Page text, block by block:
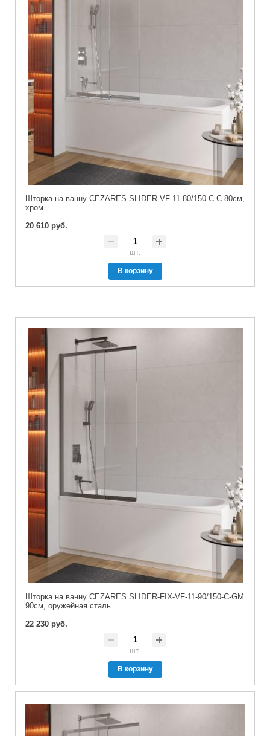
Шторка на ванну CEZARES SLIDER-VF-11-80/150-C-C 80см,
хром
20 610 руб.
шт.
В корзину
Шторка на ванну CEZARES SLIDER-FIX-VF-11-90/150-C-GM
90см, оружейная сталь
22 230 руб.
шт.
В корзину